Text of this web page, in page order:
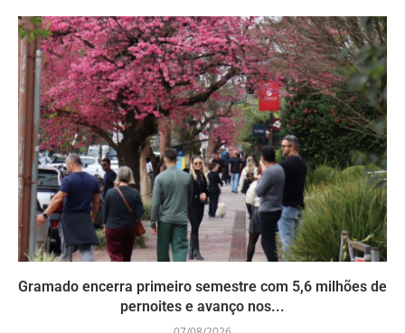
Gramado encerra primeiro semestre com 5,6 milhões de
pernoites e avanço nos...